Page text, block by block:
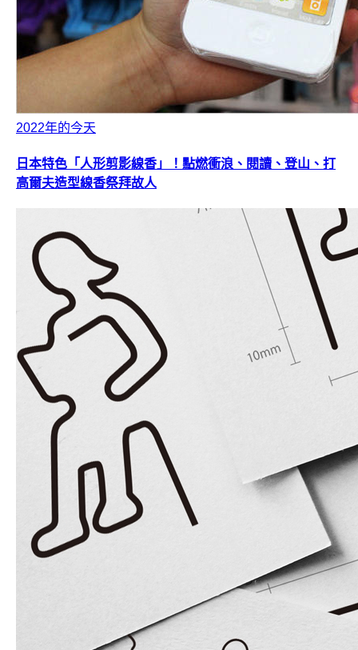
2022年的今天
日本特色「人形剪影線香」！點燃衝浪、閱讀、登山、打
高爾夫造型線香祭拜故人